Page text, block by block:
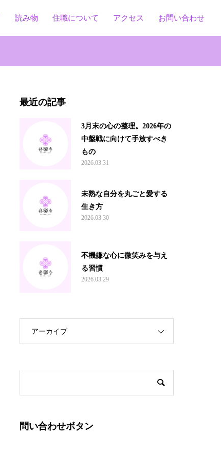
読み物 住職について アクセス お問い合わせ
最近の記事
3月末の心の整理。2026年の
中盤戦に向けて手放すべき
もの
2026.03.31
未熟な自分を丸ごと愛する
生き方
2026.03.30
不機嫌な心に微笑みを与え
る習慣
2026.03.29
アーカイブ
問い合わせボタン